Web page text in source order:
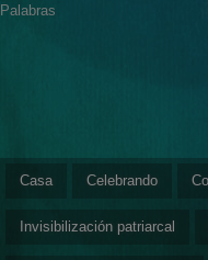
Palabras
Casa Celebrando
Invisibilización patriarcal